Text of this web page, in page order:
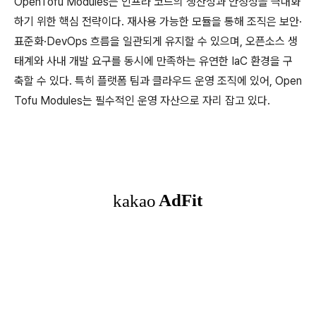
하기 위한 핵심 전략이다. 재사용 가능한 모듈을 통해 조직은 보안·
표준화·DevOps 흐름을 일관되게 유지할 수 있으며, 오픈소스 생
태계와 사내 개발 요구를 동시에 만족하는 유연한 IaC 환경을 구
축할 수 있다. 특히 플랫폼 팀과 클라우드 운영 조직에 있어, Open
Tofu Modules는 필수적인 운영 자산으로 자리 잡고 있다.